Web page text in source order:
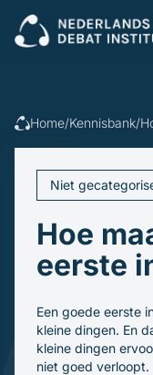
Open cursus
Incompany
Politiek
Dagvoorzitters
Debatleiders
Dagvoorzitters
Voor wie
Overheid
Bedrijfsleven
Politiek en gemeenten
Brancheverenigingen
Ondernemingsraden
Kennisbank
Blogs en video's
Downloads
Ons verhaal
Ons team
Inschrijven
Home/Kennisbank/
Niet
Hoe
eerste
Een goede eerste
kleine dingen. En
kleine dingen
niet goed